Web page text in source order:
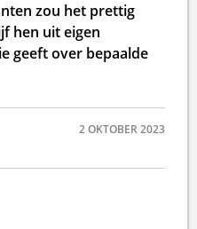
zou het prettig
hen uit eigen
geeft over bepaalde
2 OKTOBER 2023